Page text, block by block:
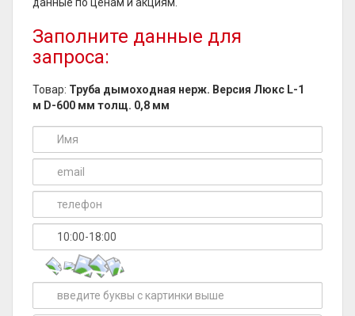
Заполните данные для
запроса:
Товар: Труба дымоходная нерж. Версия Люкс L-1
м D-600 мм толщ. 0,8 мм